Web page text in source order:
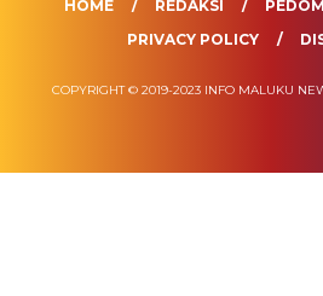
HOME REDAKSI
PRIVACY POLICY
COPYRIGHT © 2019-2023 INFO MALUKU